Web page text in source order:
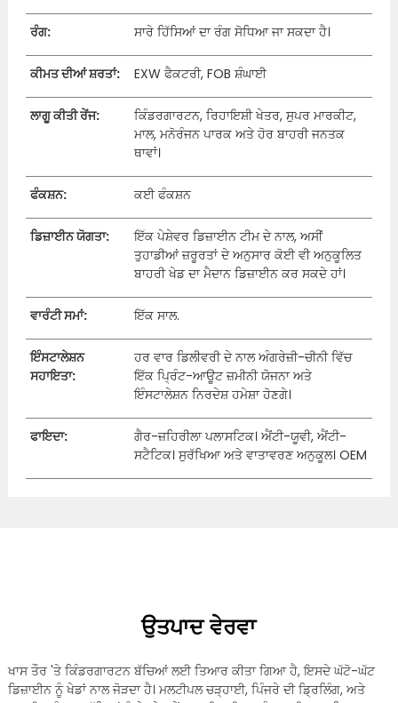
ਰੰਗ: ਸਾਰੇ ਹਿੱਸਿਆਂ ਦਾ ਰੰਗ ਸੋਧਿਆ ਜਾ ਸਕਦਾ ਹੈ।
ਕੀਮਤ ਦੀਆਂ ਸ਼ਰਤਾਂ: EXW ਫੈਕਟਰੀ, FOB ਸ਼ੰਘਾਈ
ਲਾਗੂ ਕੀਤੀ ਰੇਂਜ:
ਕਿੰਡਰਗਾਰਟਨ, ਰਿਹਾਇਸ਼ੀ ਖੇਤਰ, ਸੁਪਰ ਮਾਰਕੀਟ,
ਮਾਲ, ਮਨੋਰੰਜਨ ਪਾਰਕ ਅਤੇ ਹੋਰ ਬਾਹਰੀ ਜਨਤਕ
ਥਾਵਾਂ।
ਫੰਕਸ਼ਨ: ਕਈ ਫੰਕਸ਼ਨ
ਡਿਜ਼ਾਈਨ ਯੋਗਤਾ:
ਇੱਕ ਪੇਸ਼ੇਵਰ ਡਿਜ਼ਾਈਨ ਟੀਮ ਦੇ ਨਾਲ, ਅਸੀਂ
ਤੁਹਾਡੀਆਂ ਜ਼ਰੂਰਤਾਂ ਦੇ ਅਨੁਸਾਰ ਕੋਈ ਵੀ ਅਨੁਕੂਲਿਤ
ਬਾਹਰੀ ਖੇਡ ਦਾ ਮੈਦਾਨ ਡਿਜ਼ਾਈਨ ਕਰ ਸਕਦੇ ਹਾਂ।
ਵਾਰੰਟੀ ਸਮਾਂ: ਇੱਕ ਸਾਲ.
ਇੰਸਟਾਲੇਸ਼ਨ
ਸਹਾਇਤਾ:
ਹਰ ਵਾਰ ਡਿਲੀਵਰੀ ਦੇ ਨਾਲ ਅੰਗਰੇਜ਼ੀ-ਚੀਨੀ ਵਿੱਚ
ਇੱਕ ਪ੍ਰਿੰਟ-ਆਊਟ ਜ਼ਮੀਨੀ ਯੋਜਨਾ ਅਤੇ
ਇੰਸਟਾਲੇਸ਼ਨ ਨਿਰਦੇਸ਼ ਹਮੇਸ਼ਾ ਹੋਣਗੇ।
ਫਾਇਦਾ:
ਗੈਰ-ਜ਼ਹਿਰੀਲਾ ਪਲਾਸਟਿਕ। ਐਂਟੀ-ਯੂਵੀ, ਐਂਟੀ-
ਸਟੈਟਿਕ। ਸੁਰੱਖਿਆ ਅਤੇ ਵਾਤਾਵਰਣ ਅਨੁਕੂਲ। OEM
ਉਤਪਾਦ ਵੇਰਵਾ
ਖਾਸ ਤੌਰ 'ਤੇ ਕਿੰਡਰਗਾਰਟਨ ਬੱਚਿਆਂ ਲਈ ਤਿਆਰ ਕੀਤਾ ਗਿਆ ਹੈ, ਇਸਦੇ ਘੱਟੋ-ਘੱਟ
ਡਿਜ਼ਾਈਨ ਨੂੰ ਖੇਡਾਂ ਨਾਲ ਜੋੜਦਾ ਹੈ। ਮਲਟੀਪਲ ਚੜ੍ਹਾਈ, ਪਿੰਜਰੇ ਦੀ ਡ੍ਰਿਲਿੰਗ, ਅਤੇ